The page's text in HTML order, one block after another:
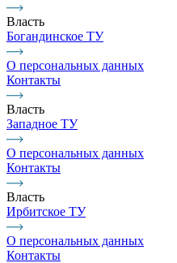
Власть
Богандинское ТУ
О персональных данных
Контакты
Власть
Западное ТУ
О персональных данных
Контакты
Власть
Ирбитское ТУ
О персональных данных
Контакты